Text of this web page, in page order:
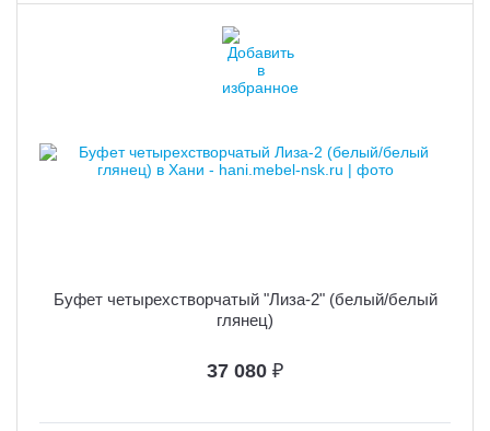
Буфет четырехстворчатый "Лиза-2" (белый/белый
глянец)
37 080 ₽